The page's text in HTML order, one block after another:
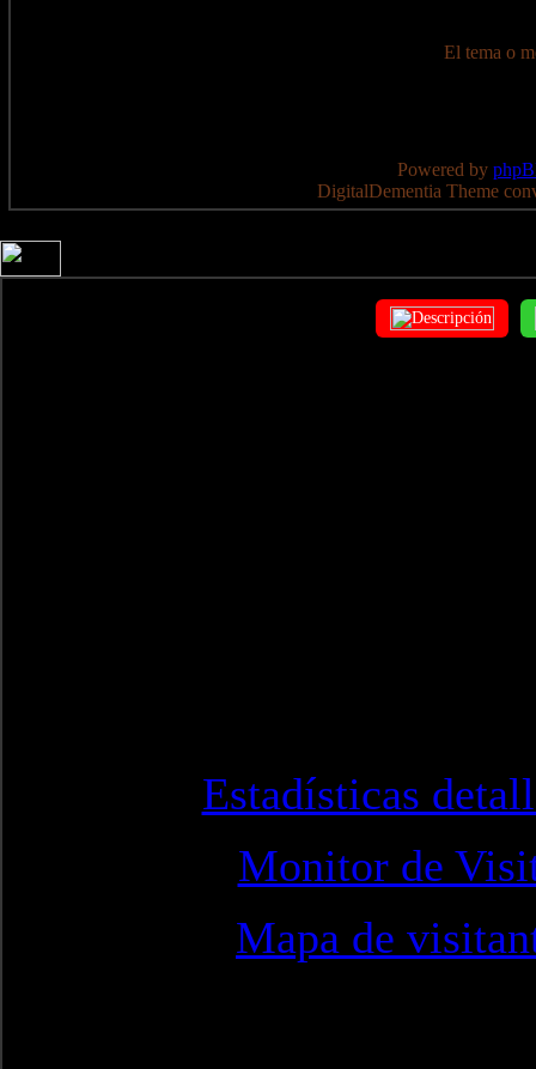
El tema o
Powered by
DigitalDementia Theme
Estadísticas
Monitor de
Mapa de